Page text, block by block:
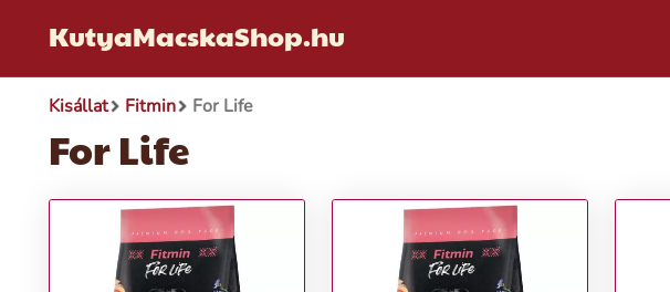
KutyaMacskaShop.hu
Kisállat Fitmin For Life
For Life